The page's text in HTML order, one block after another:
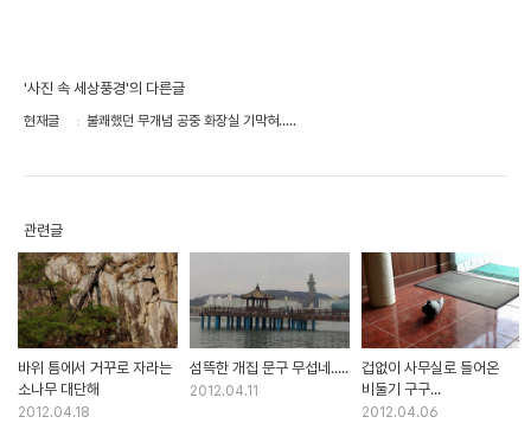
'사진 속 세상풍경'의 다른글
현재글 불쾌했던 무개념 공중 화장실 기막혀.....
관련글
바위 틈에서 거꾸로 자라는
소나무 대단해
2012.04.18
섬뜩한 개집 문구 무섭네.....
2012.04.11
겁없이 사무실로 들어온
비둘기 구구...
2012.04.06